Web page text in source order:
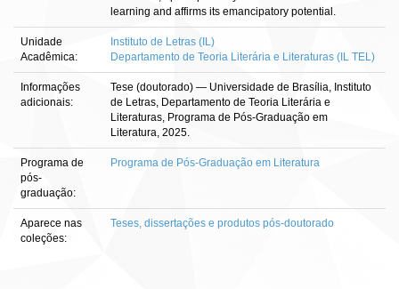
learning and affirms its emancipatory potential.
Unidade
Acadêmica:
Instituto de Letras (IL)
Departamento de Teoria Literária e Literaturas (IL TEL)
Informações
adicionais:
Tese (doutorado) — Universidade de Brasília, Instituto
de Letras, Departamento de Teoria Literária e
Literaturas, Programa de Pós-Graduação em
Literatura, 2025.
Programa de
pós-
graduação:
Programa de Pós-Graduação em Literatura
Aparece nas
coleções:
Teses, dissertações e produtos pós-doutorado